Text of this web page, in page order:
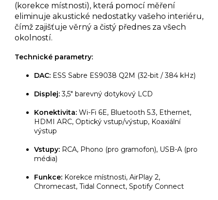
(korekce místnosti), která pomocí měření
eliminuje akustické nedostatky vašeho interiéru,
čímž zajišťuje věrný a čistý přednes za všech
okolností.
Technické parametry:
DAC: ESS Sabre ES9038 Q2M (32-bit / 384 kHz)
Displej:3,5" barevný dotykový LCD
Konektivita: Wi-Fi 6E, Bluetooth 5.3, Ethernet,
HDMI ARC, Optický vstup/výstup, Koaxiální
výstup
Vstupy: RCA, Phono (pro gramofon), USB-A (pro
média)
Funkce: Korekce místnosti, AirPlay 2,
Chromecast, Tidal Connect, Spotify Connect